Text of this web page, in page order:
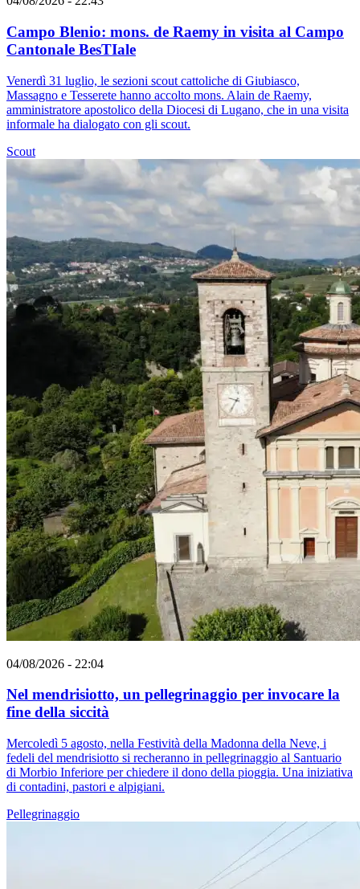
Campo Blenio: mons. de Raemy in visita al Campo
Cantonale BesTIale
Venerdì 31 luglio, le sezioni scout cattoliche di Giubiasco,
Massagno e Tesserete hanno accolto mons. Alain de Raemy,
amministratore apostolico della Diocesi di Lugano, che in una visita
informale ha dialogato con gli scout.
Scout
04/08/2026 - 22:04
Nel mendrisiotto, un pellegrinaggio per invocare la
fine della siccità
Mercoledì 5 agosto, nella Festività della Madonna della Neve, i
fedeli del mendrisiotto si recheranno in pellegrinaggio al Santuario
di Morbio Inferiore per chiedere il dono della pioggia. Una iniziativa
di contadini, pastori e alpigiani.
Pellegrinaggio